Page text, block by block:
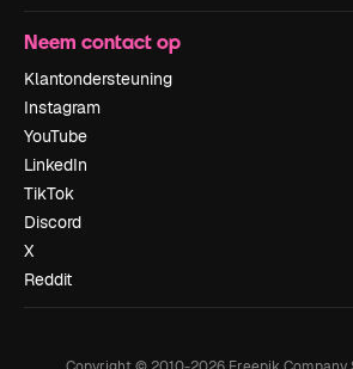
Neem contact op
Klantondersteuning
Instagram
YouTube
LinkedIn
TikTok
Discord
X
Reddit